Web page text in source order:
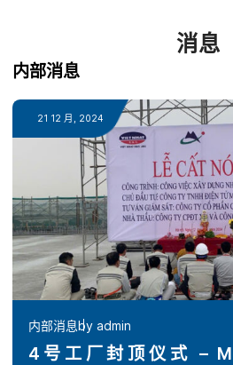
消息
内部消息
21 12 月, 2024
内部消息by admin
4号工厂封顶仪式 –